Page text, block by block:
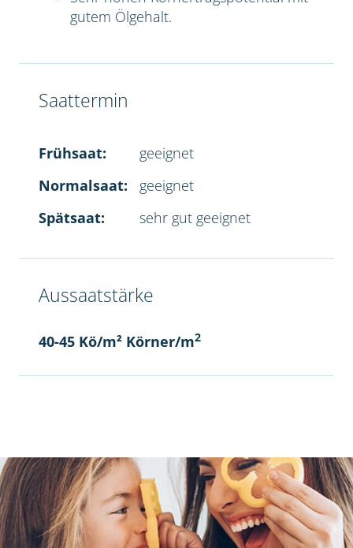
gutem Ölgehalt.
Saattermin
Frühsaat:
geeignet
Normalsaat:
geeignet
Spätsaat:
sehr gut geeignet
Aussaatstärke
40-45 Kö/m² Körner/m2